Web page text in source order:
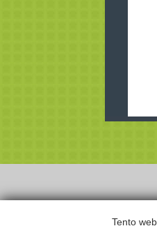
Tento